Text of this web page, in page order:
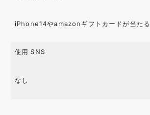
iPhone14やamazonギフトカードが当たる
使用 SNS
なし